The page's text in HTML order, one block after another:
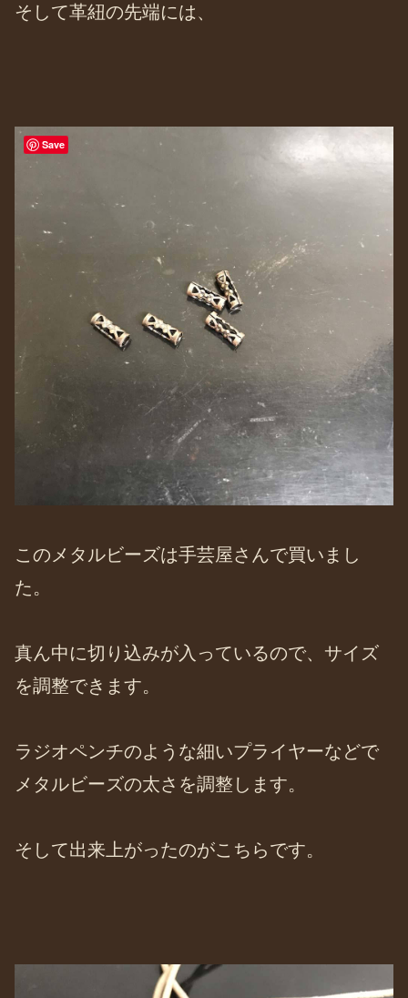
そして革紐の先端には、
このメタルビーズは手芸屋さんで買いまし
た。
真ん中に切り込みが入っているので、サイズ
を調整できます。
ラジオペンチのような細いプライヤーなどで
メタルビーズの太さを調整します。
そして出来上がったのがこちらです。
Save